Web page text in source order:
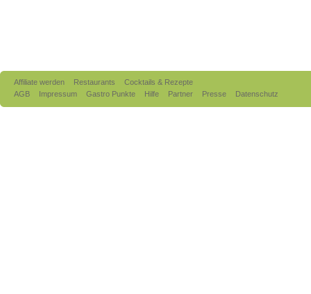
Affiliate werden Restaurants
Cocktails & Rezepte
AGB
Impressum Gastro Punkte Hilfe Partner Presse Datenschutz